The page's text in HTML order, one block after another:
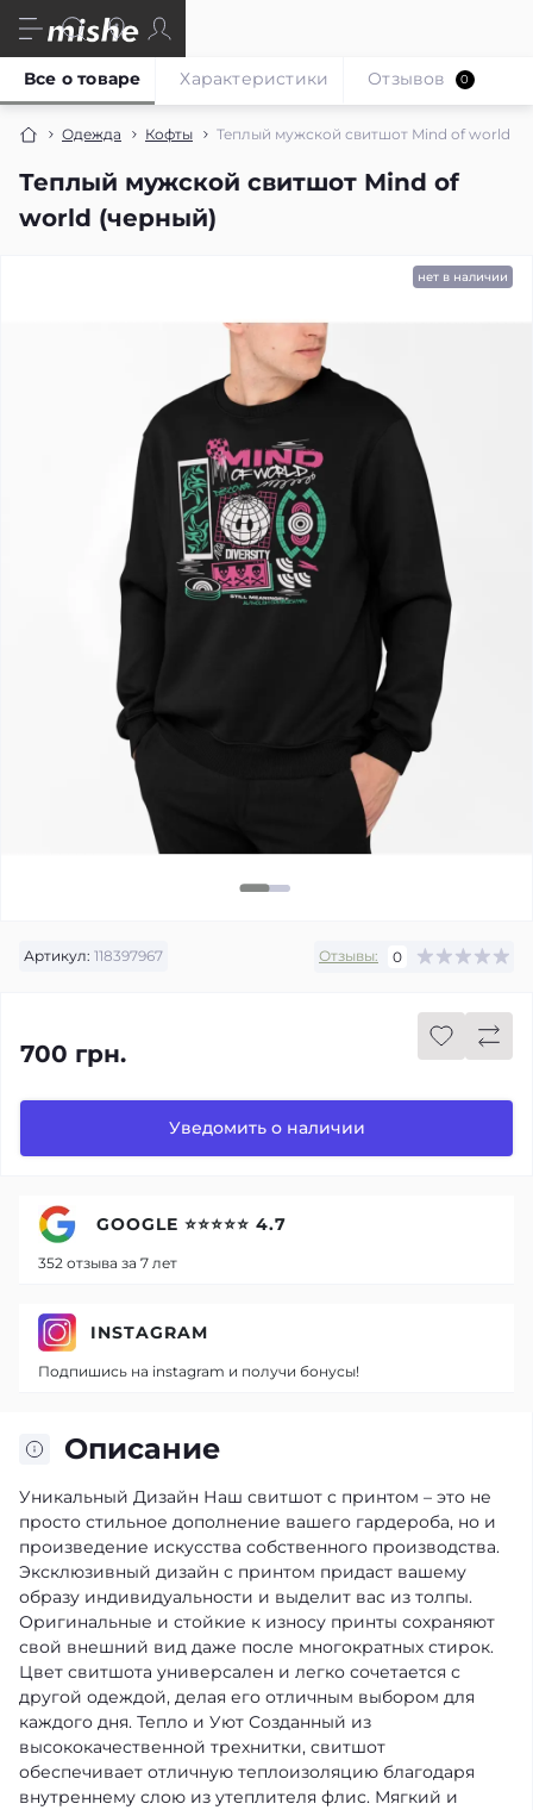
Одежда Кофты Теплый мужской свитшот Mind of world
Теплый мужской свитшот Mind of
world (черный)
Все о товаре Характеристики Отзывов 0
нет в наличии
Артикул: 118397967 Отзывы: 0
700 грн.
Уведомить о наличии
Описание
Уникальный Дизайн Наш свитшот с принтом – это не
просто стильное дополнение вашего гардероба, но и
произведение искусства собственного производства.
Эксклюзивный дизайн с принтом придаст вашему
образу индивидуальности и выделит вас из толпы.
Оригинальные и стойкие к износу принты сохраняют
свой внешний вид даже после многократных стирок.
Цвет свитшота универсален и легко сочетается с
другой одеждой, делая его отличным выбором для
каждого дня. Тепло и Уют Созданный из
высококачественной трехнитки, свитшот
обеспечивает отличную теплоизоляцию благодаря
внутреннему слою из утеплителя флис. Мягкий и
GOOGLE ⭐⭐⭐⭐⭐ 4.7
352 отзыва за 7 лет
INSTAGRAM
Подпишись на instagram и получи бонусы!